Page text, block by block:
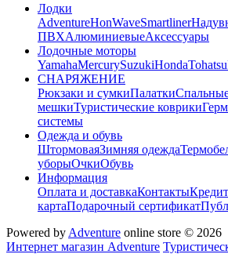
Лодки
AdventureHonWaveSmartliner
ПВХАлюминиевыеАксессуары
Лодочные моторы
YamahaMercurySuzukiHondaTohatsu
СНАРЯЖЕНИЕ
Рюкзаки и сумкиПалатки
мешкиТуристические коврики
системы
Одежда и обувь
ШтормоваяЗимняя одежда
уборыОчкиОбувь
Информация
Оплата и доставкаКонтактыКредит
картаПодарочный сертификат
Powered by Adventure online store © 2026
Интернет магазин Adventure